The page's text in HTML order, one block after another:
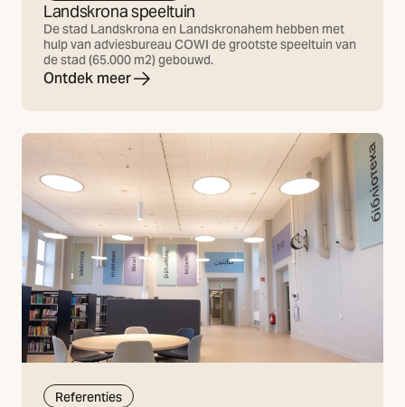
Landskrona speeltuin
De stad Landskrona en Landskronahem hebben met
hulp van adviesbureau COWI de grootste speeltuin van
de stad (65.000 m2) gebouwd.
Ontdek meer
Referenties